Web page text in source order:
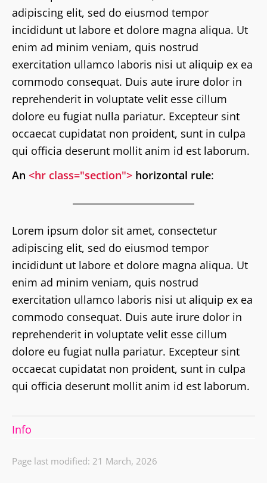
adipiscing elit, sed do eiusmod tempor
incididunt ut labore et dolore magna aliqua. Ut
enim ad minim veniam, quis nostrud
exercitation ullamco laboris nisi ut aliquip ex ea
commodo consequat. Duis aute irure dolor in
reprehenderit in voluptate velit esse cillum
dolore eu fugiat nulla pariatur. Excepteur sint
occaecat cupidatat non proident, sunt in culpa
qui officia deserunt mollit anim id est laborum.
An <hr class="section"> horizontal rule:
Lorem ipsum dolor sit amet, consectetur
adipiscing elit, sed do eiusmod tempor
incididunt ut labore et dolore magna aliqua. Ut
enim ad minim veniam, quis nostrud
exercitation ullamco laboris nisi ut aliquip ex ea
commodo consequat. Duis aute irure dolor in
reprehenderit in voluptate velit esse cillum
dolore eu fugiat nulla pariatur. Excepteur sint
occaecat cupidatat non proident, sunt in culpa
qui officia deserunt mollit anim id est laborum.
Info
Page last modified: 21 March, 2026